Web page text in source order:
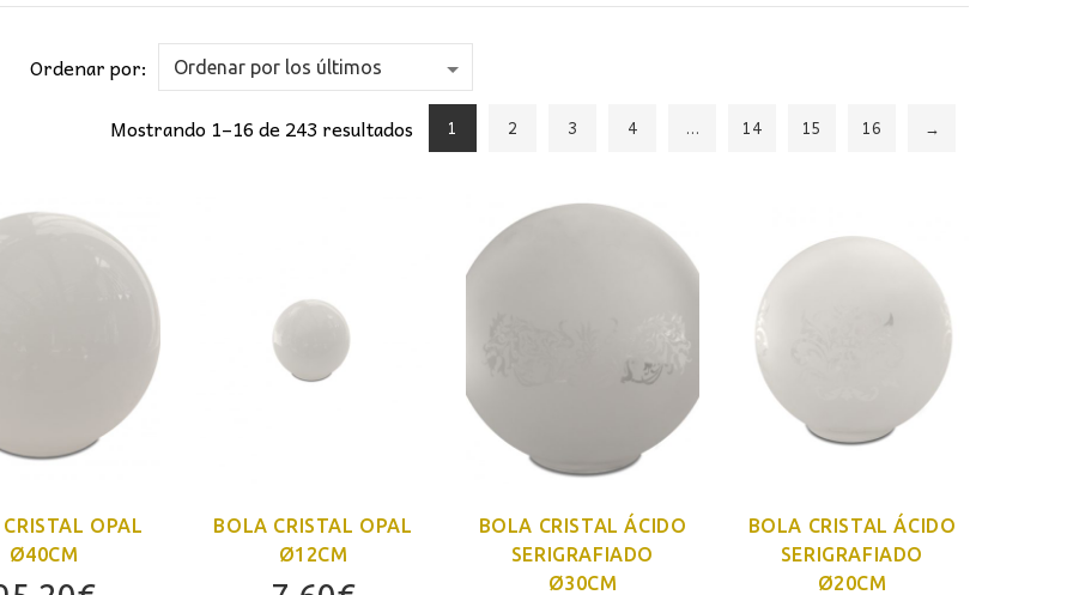
Ordenar por:
Mostrando 1–16 de 243 resultados
1 2 3 4 … 14 15 16 →
OPAL
Ø40CM
BOLA CRISTAL OPAL
Ø12CM
BOLA CRISTAL ÁCIDO
SERIGRAFIADO
Ø30CM
BOLA CRISTAL ÁCIDO
SERIGRAFIADO
Ø20CM